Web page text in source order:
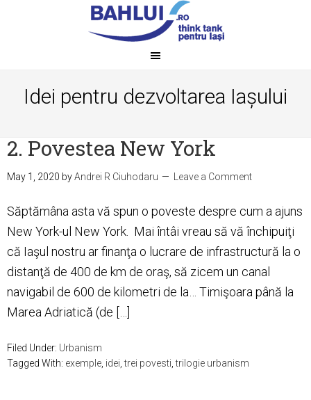
Idei pentru dezvoltarea Iașului
2. Povestea New York
May 1, 2020 byAndrei R Ciuhodaru Leave a Comment
Săptămâna asta vă spun o poveste despre cum a ajuns
New York-ul New York. Mai întâi vreau să vă închipuiţi
că Iaşul nostru ar finanţa o lucrare de infrastructură la o
distanţă de 400 de km de oraş, să zicem un canal
navigabil de 600 de kilometri de la… Timişoara până la
Marea Adriatică (de […]
Filed Under: Urbanism
Tagged With: exemple idei ,trei povesti ,trilogie urbanism